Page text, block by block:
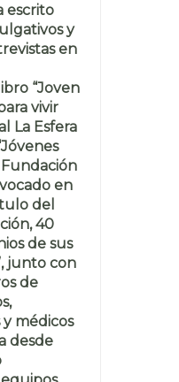
escrito
y
en
“Joven
vivir
La Esfera
Fundación
en
del
40
de sus
junto con
de
médicos
desde